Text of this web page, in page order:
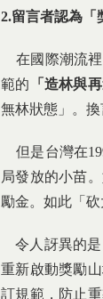
2.留言者認為「
在國際潮流裡
範的 「造林與
無林狀態」。換
但是台灣在
局發放的小苗
勵金。如此「
令人訝異的是
重新啟動獎勵
訂規範，防止